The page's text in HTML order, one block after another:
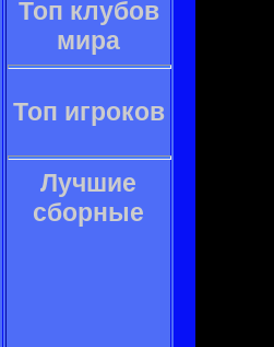
Топ клубов
мира
Топ игроков
Лучшие
сборные